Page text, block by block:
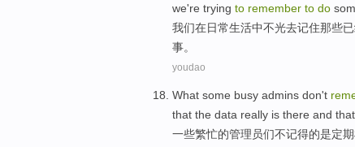
we're trying to remember to do
我们在日常生活中不光去记住那些
事。
youdao
What some busy admins don't
that the data really is there and that
一些繁忙的管理员们不记得的是定期